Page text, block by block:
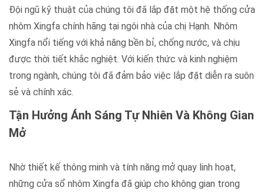
Đội ngũ kỹ thuật của chúng tôi đã lắp đặt một hệ thống cửa
nhôm Xingfa chính hãng tại ngôi nhà của chị Hạnh. Nhôm
Xingfa nổi tiếng với khả năng bền bỉ, chống nước, và chịu
được thời tiết khắc nghiệt. Với kiến thức và kinh nghiệm
trong ngành, chúng tôi đã đảm bảo việc lắp đặt diễn ra suôn
sẻ và chính xác.
Tận Hưởng Ánh Sáng Tự Nhiên Và Không Gian
Mở
Nhờ thiết kế thông minh và tính năng mở quay linh hoạt,
những cửa sổ nhôm Xingfa đã giúp cho không gian trong